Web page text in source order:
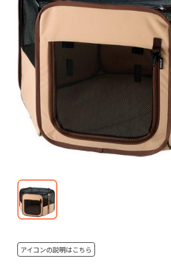
アイコンの説明はこちら